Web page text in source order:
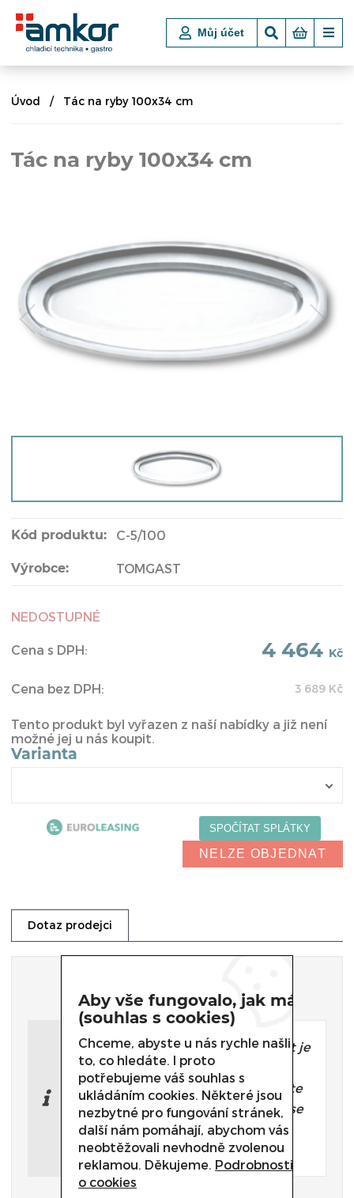
Můj účet
Úvod Tác na ryby 100x34 cm
Tác na ryby 100x34 cm
Kód produktu: C-5/100
Výrobce: TOMGAST
NEDOSTUPNÉ
Cena s DPH: 4 464 Kč
Cena bez DPH: 3 689 Kč
Tento produkt byl vyřazen z naší nabídky a již není
možné jej u nás koupit.
Varianta
NELZE OBJEDNAT
Dotaz prodejci
Dotaz prodejci
Potřebujete poradit, který produkt je
přesně pro Vás?
Nevíte si rady s výběrem nebo máte
jakékoliv další otázky? Neváhejte se
na nás obrátit a my Vám rádi
pomůžeme.
Aby vše fungovalo, jak má
(souhlas s cookies)
Chceme, abyste u nás rychle našli
to, co hledáte. I proto
potřebujeme váš souhlas s
ukládáním cookies. Některé jsou
nezbytné pro fungování stránek,
další nám pomáhají, abychom vás
neobtěžovali nevhodně zvolenou
reklamou. Děkujeme. Podrobnosti
o cookies